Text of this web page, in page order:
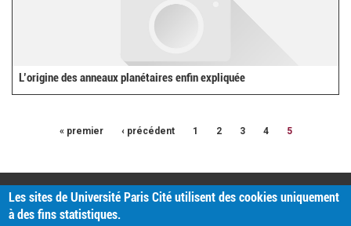
L’origine des anneaux planétaires enfin expliquée
« premier ‹ précédent 1 2 3 4 5
PRATIQUE
Plan d'accès
Intranet
Les sites de Université Paris Cité utilisent des cookies uniquement
à des fins statistiques.